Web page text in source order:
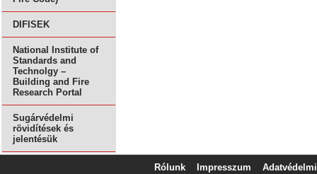
DIFISEK
National Institute of
Standards and
Technolgy –
Building and Fire
Research Portal
Sugárvédelmi
rövidítések és
jelentésük
Rólunk Impresszum